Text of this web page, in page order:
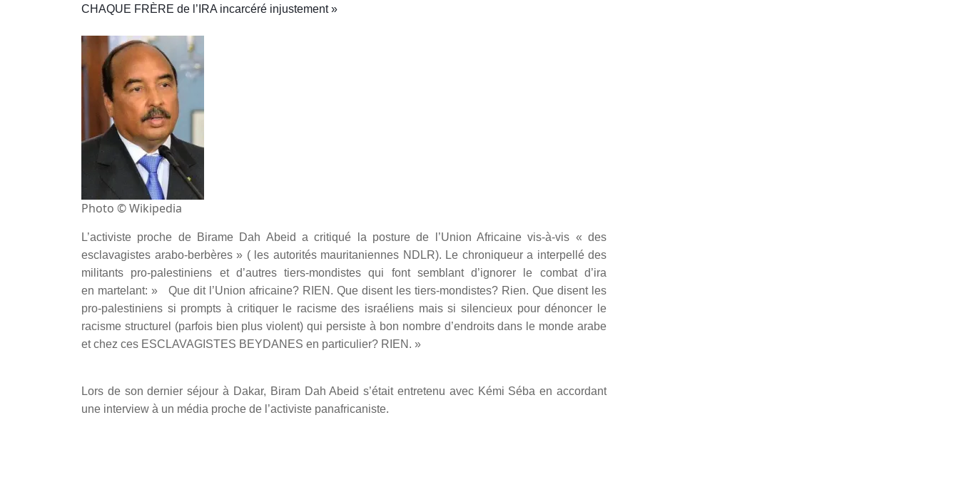
CHAQUE FRÈRE de l’IRA incarcéré injustement »
Photo © Wikipedia
L’activiste proche de Birame Dah Abeid a critiqué la posture de l’Union Africaine vis-à-vis « des
esclavagistes arabo-berbères » ( les autorités mauritaniennes NDLR). Le chroniqueur a interpellé des
militants pro-palestiniens et d’autres tiers-mondistes qui font semblant d’ignorer le combat d’ira
en martelant: » Que dit l’Union africaine? RIEN. Que disent les tiers-mondistes? Rien. Que disent les
pro-palestiniens si prompts à critiquer le racisme des israéliens mais si silencieux pour dénoncer le
racisme structurel (parfois bien plus violent) qui persiste à bon nombre d’endroits dans le monde arabe
et chez ces ESCLAVAGISTES BEYDANES en particulier? RIEN. »
Lors de son dernier séjour à Dakar, Biram Dah Abeid s’était entretenu avec Kémi Séba en accordant
une interview à un média proche de l’activiste panafricaniste.